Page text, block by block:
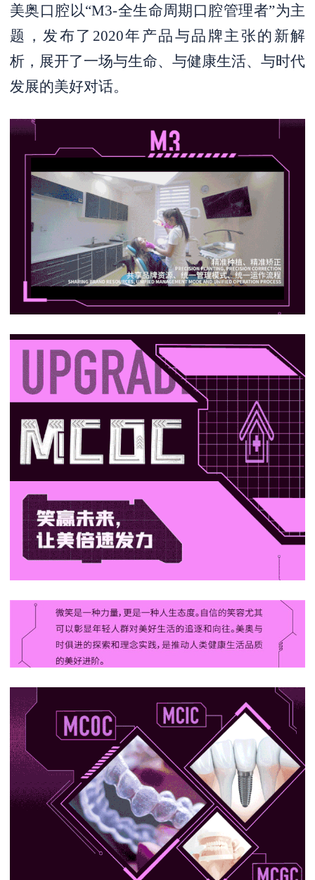
美奥口腔以“M3-全生命周期口腔管理者”为主
题，发布了2020年产品与品牌主张的新解
析，展开了一场与生命、与健康生活、与时代
发展的美好对话。